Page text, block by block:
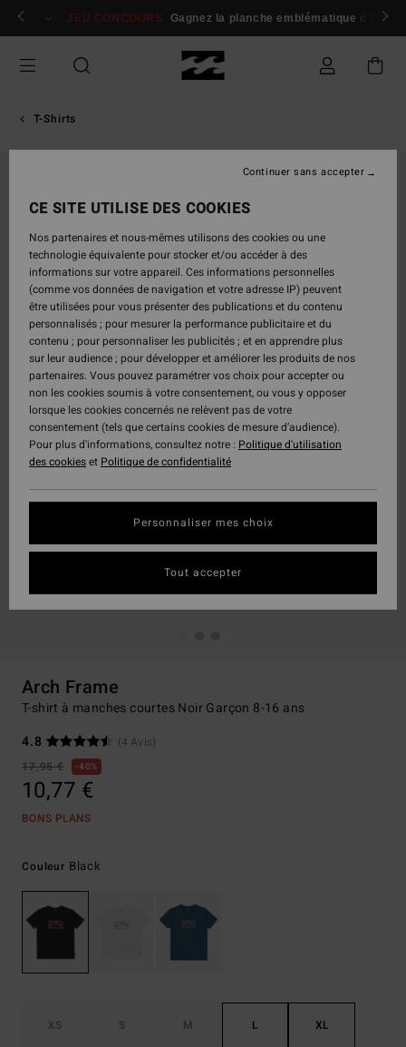
Passer
Se connecter / s'inscrire
JEU CONCOURS Gagnez la planche emblématique d'Andy
T-Shirts
Arch Frame
T-shirt à manches courtes Noir Garçon 8-16 ans
4.8
(4 Avis)
17,95 €
40%
10,77 €
BONS PLANS
Couleur Black
XS S M L XL
CE SITE UTILISE DES COOKIES
Nos partenaires et nous-mêmes utilisons des cookies ou une
technologie équivalente pour stocker et/ou accéder à des
informations sur votre appareil. Ces informations personnelles
(comme vos données de navigation et votre adresse IP) peuvent
être utilisées pour vous présenter des publications et du contenu
personnalisés ; pour mesurer la performance publicitaire et du
contenu ; pour personnaliser les publicités ; et en apprendre plus
sur leur audience ; pour développer et améliorer les produits de nos
partenaires. Vous pouvez paramétrer vos choix pour accepter ou
non les cookies soumis à votre consentement, ou vous y opposer
lorsque les cookies concernés ne relèvent pas de votre
consentement (tels que certains cookies de mesure d’audience).
Pour plus d'informations, consultez notre : Politique d'utilisation
des cookieset Politique de confidentialité
Personnaliser mes choix
Continuer sans accepter
Tout accepter